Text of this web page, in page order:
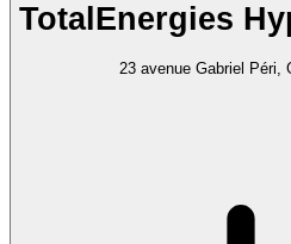
TotalEnergies
23 avenue Gabriel Péri,